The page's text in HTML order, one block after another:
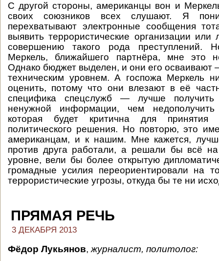
С другой стороны, американцы вон и
своих союзников всех слушают. Я
перехватывают электронные сообщения
выявить террористические организации
совершению такого рода преступлений.
Меркель, ближайшего партнёра, мне это
Однако бюджет выделен, и они его
техническим уровнем. А госпожа Меркель
оценить, потому что они влезают в её
специфика спецслужб — лучше
ненужной информации, чем
которая будет критична для
политического решения. Но повторю, это
американцам, и к нашим. Мне кажется,
против друга работали, а решали бы всё на
уровне, вели бы более открытую
громадные усилия переориентировали на
террористические угрозы, откуда бы те ни
ПРЯМАЯ РЕЧЬ
3 ДЕКАБРЯ 2013
Фёдор Лукьянов, журналист, политолог: